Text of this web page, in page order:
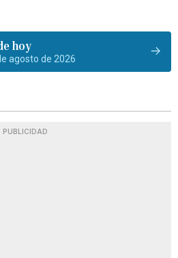
hoy
agosto de 2026
PUBLICIDAD